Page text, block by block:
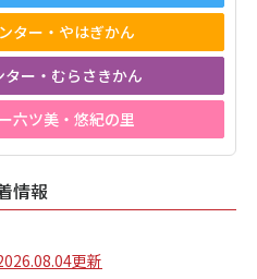
ター・やはぎかん
ー・むらさきかん
六ツ美・悠紀の里
情報
更新